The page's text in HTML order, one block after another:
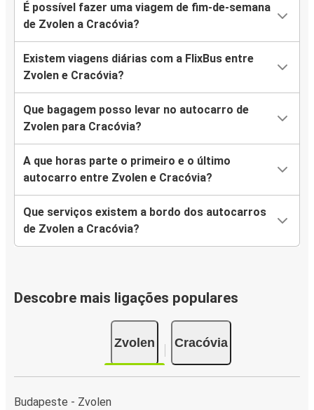
É possível fazer uma viagem de fim-de-semana
de Zvolen a Cracóvia?
Existem viagens diárias com a FlixBus entre
Zvolen e Cracóvia?
Que bagagem posso levar no autocarro de
Zvolen para Cracóvia?
A que horas parte o primeiro e o último
autocarro entre Zvolen e Cracóvia?
Que serviços existem a bordo dos autocarros
de Zvolen a Cracóvia?
Descobre mais ligações populares
Zvolen Cracóvia
Budapeste - Zvolen